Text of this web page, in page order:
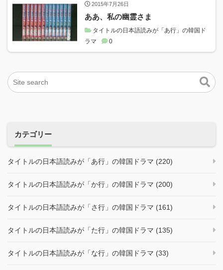
2015年7月26日
ああ、私の幽霊さま
タイトルの日本語読みが「あ行」の韓国ド
ラマ
0
カテゴリー
タイトルの日本語読みが「あ行」の韓国ドラマ (220)
タイトルの日本語読みが「か行」の韓国ドラマ (200)
タイトルの日本語読みが「さ行」の韓国ドラマ (161)
タイトルの日本語読みが「た行」の韓国ドラマ (135)
タイトルの日本語読みが「な行」の韓国ドラマ (33)